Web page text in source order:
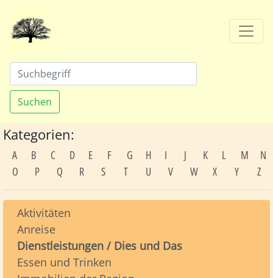
Suchen
Kategorien:
A B C D E F G H I J K L M
N
O
P Q R S T U V W X Y Z
Aktivitäten
Anreise
Dienstleistungen / Dies und Das
Essen und Trinken